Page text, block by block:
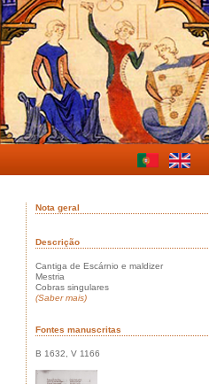
Nota geral
Descrição
Cantiga de Escárnio e maldizer
Mestria
Cobras singulares
(Saber mais)
Fontes manuscritas
B 1632, V 1166